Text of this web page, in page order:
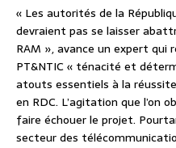
« Les autorités de la
devraient pas se laisser
RAM », avance un expert qui
PT&NTIC « ténacité et
atouts essentiels à la
en RDC. L’agitation que l’on
faire échouer le projet.
secteur des